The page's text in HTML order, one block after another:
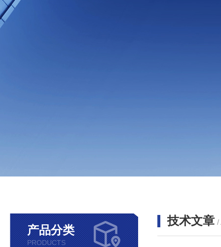
产品分类
PRODUCTS
技术文章 /